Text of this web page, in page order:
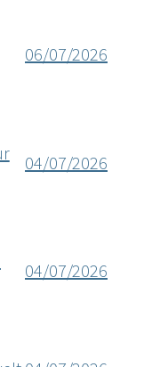
06/07/2026
04/07/2026
04/07/2026